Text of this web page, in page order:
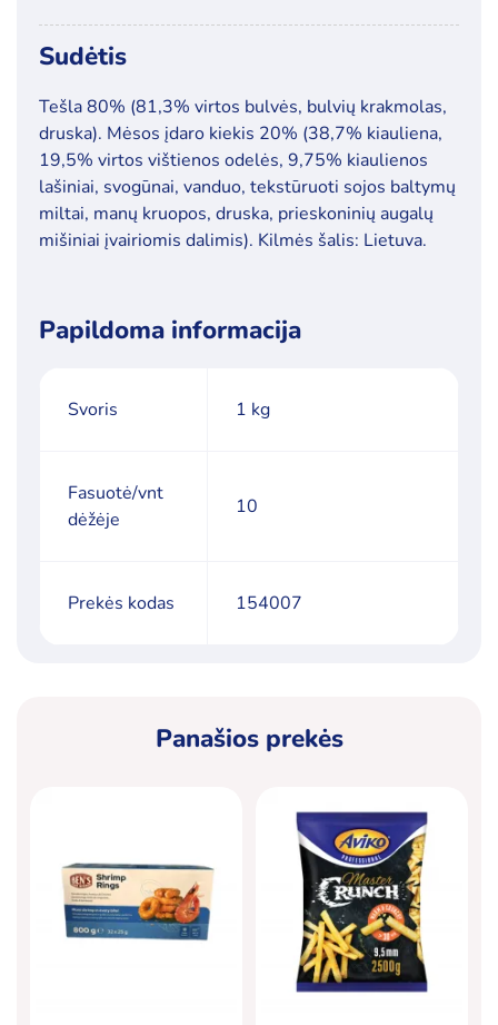
Sudėtis
Tešla 80% (81,3% virtos bulvės, bulvių krakmolas,
druska). Mėsos įdaro kiekis 20% (38,7% kiauliena,
19,5% virtos vištienos odelės, 9,75% kiaulienos
lašiniai, svogūnai, vanduo, tekstūruoti sojos baltymų
miltai, manų kruopos, druska, prieskoninių augalų
mišiniai įvairiomis dalimis). Kilmės šalis: Lietuva.
Papildoma informacija
Svoris 1 kg
Fasuotė/vnt
dėžėje
10
Prekės kodas 154007
Panašios prekės